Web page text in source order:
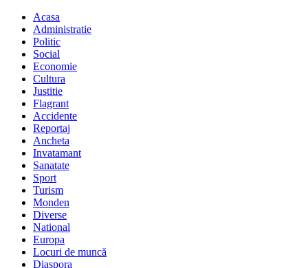
Acasa
Administratie
Politic
Social
Economie
Cultura
Justitie
Flagrant
Accidente
Reportaj
Ancheta
Invatamant
Sanatate
Sport
Turism
Monden
Diverse
National
Europa
Locuri de muncă
Diaspora